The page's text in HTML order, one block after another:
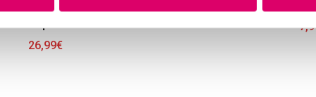
hopea
26,99€